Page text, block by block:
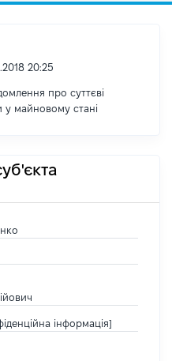
20:25
про суттєві
y майновому стані
інформація]